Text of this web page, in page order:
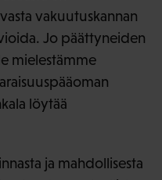
vakuutuskannan
Jo päättyneiden
mielestämme
löytää
ja mahdollisesta